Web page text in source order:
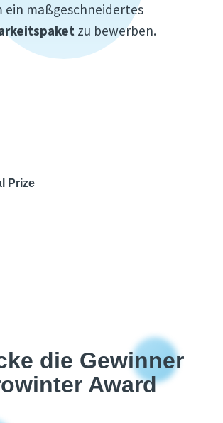
ein maßgeschneidertes
zu bewerben.
Prize
die Gewinner
Award